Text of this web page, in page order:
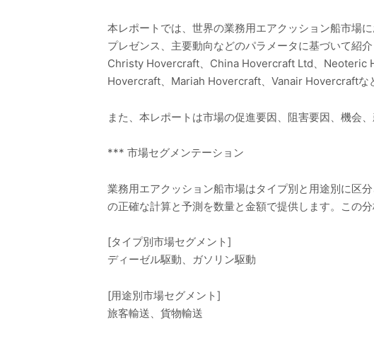
本レポートでは、世界の業務用エアクッション船市場
プレゼンス、主要動向などのパラメータに基づいて紹
Christy Hovercraft、China Hovercraft Ltd、
Hovercraft、Mariah Hovercraft、Vanair Hovercraftな
また、本レポートは市場の促進要因、阻害要因、機会
*** 市場セグメンテーション
業務用エアクッション船市場はタイプ別と用途別に区
の正確な計算と予測を数量と金額で提供します。この
[タイプ別市場セグメント]
ディーゼル駆動、ガソリン駆動
[用途別市場セグメント]
旅客輸送、貨物輸送